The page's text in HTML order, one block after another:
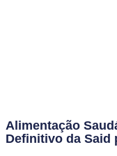
Alimentação
Definitivo da Said